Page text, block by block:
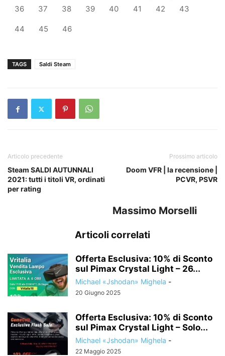
36 37 38 39 40 41 42 43
44 45 46
TAGS Saldi Steam
Articolo precedente
Steam SALDI AUTUNNALI
2021: tutti i titoli VR, ordinati
per rating
Prossimo articolo
Doom VFR | la recensione |
PCVR, PSVR
Massimo Morselli
Articoli correlati
Offerta Esclusiva: 10% di Sconto
sul Pimax Crystal Light – 26...
Michael «Jshodan» Mighela -
20 Giugno 2025
Offerta Esclusiva: 10% di Sconto
sul Pimax Crystal Light – Solo...
Michael «Jshodan» Mighela -
22 Maggio 2025